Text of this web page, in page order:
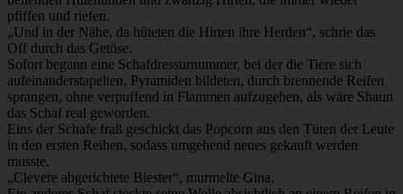
pfiffen und riefen.
„Und in der Nähe, da hüteten die Hirten ihre Herden“, schrie das
Off durch das Getöse.
Sofort begann eine Schafdressurnummer, bei der die Tiere sich
aufeinanderstapelten, Pyramiden bildeten, durch brennende Reifen
sprangen, ohne verpuffend in Flammen aufzugehen, als wäre Shaun
das Schaf real geworden.
Eins der Schafe fraß geschickt das Popcorn aus den Tüten der Leute
in den ersten Reihen, sodass umgehend neues gekauft werden
musste.
„Clevere abgerichtete Biester“, murmelte Gina.